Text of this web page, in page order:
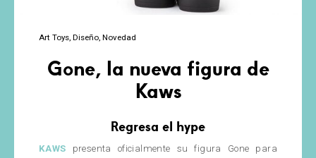
Art Toys Diseño Novedad
Gone, la nueva figura de
Kaws
Regresa el hype
KAWS presenta oficialmente su figura Gone para